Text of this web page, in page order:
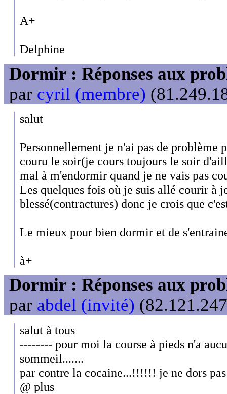
A+
Delphine
Dormir : Réponses aux
par cyril (membre)
salut
Personnellement je n'ai pas de problème
couru le soir(je cours toujours le soir
mal à m'endormir quand je ne vais pas
Les quelques fois où je suis allé courir à
blessé(contractures) donc je crois que
Le mieux pour bien dormir et de
à+
Dormir : Réponses aux
par abdel (invité)
salut à tous
-------- pour moi la course à pieds n'a
sommeil.......
par contre la cocaine...!!!!!! je ne dors
@ plus